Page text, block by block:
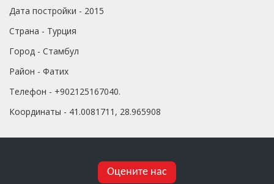
Дата постройки - 2015
Страна - Турция
Город - Стамбул
Район - Фатих
Телефон - +902125167040.
Координаты - 41.0081711, 28.965908
Оцените нас